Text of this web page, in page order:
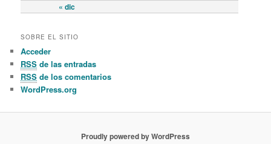
« dic
SOBRE EL SITIO
Acceder
RSS de las entradas
RSS de los comentarios
WordPress.org
Proudly powered by WordPress